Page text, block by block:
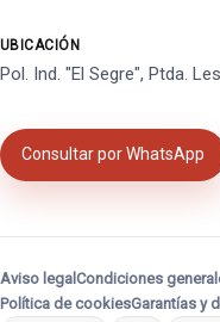
UBICACIÓN
Pol. Ind. "El Segre", Ptda.
Consultar por WhatsApp
Aviso legalCondiciones
Política de cookiesGarantías y